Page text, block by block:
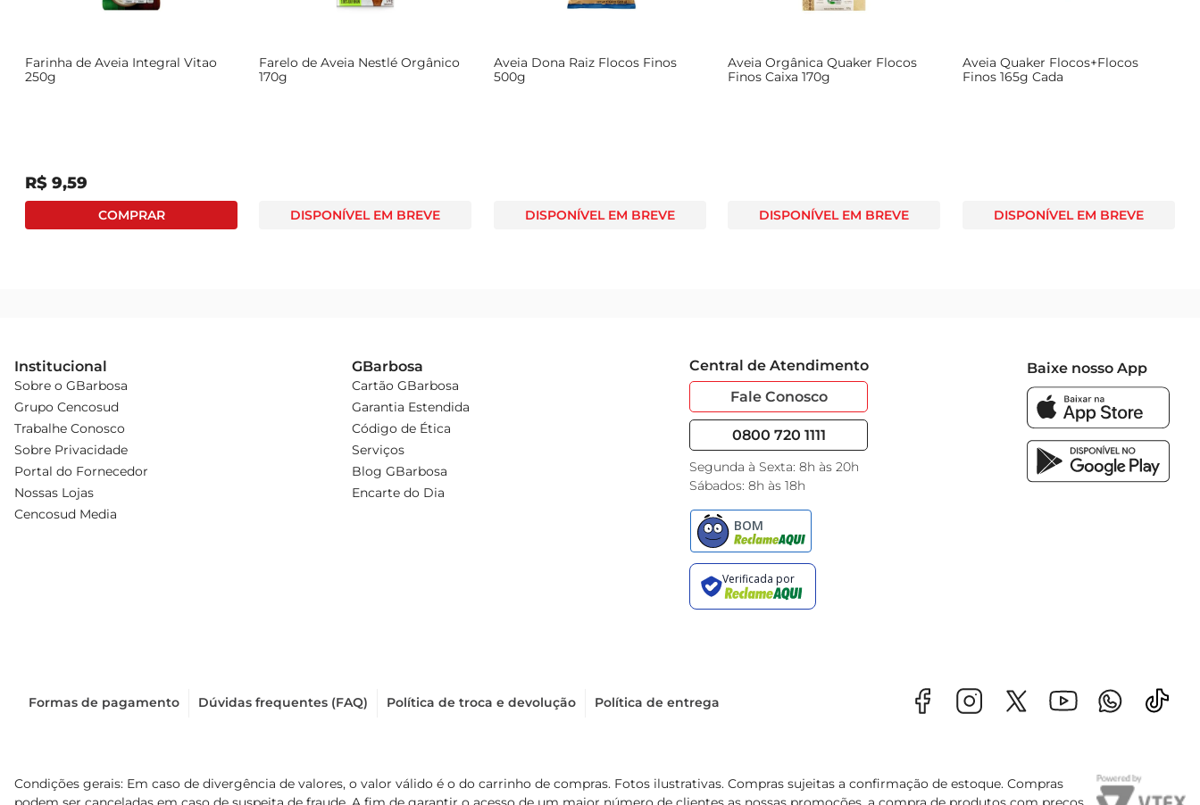
Farinha de Aveia Integral Vitao
250g
R$ 9,59
Farelo de Aveia Nestlé Orgânico
170g
DISPONÍVEL EM BREVE
Aveia Dona Raiz Flocos Finos
500g
DISPONÍVEL EM BREVE
Aveia Orgânica Quaker Flocos
Finos Caixa 170g
DISPONÍVEL EM BREVE
Aveia Quaker Flocos+Flocos
Finos 165g Cada
DISPONÍVEL EM BREVE
Institucional
Sobre o GBarbosa
Grupo Cencosud
Trabalhe Conosco
Sobre Privacidade
Portal do Fornecedor
Nossas Lojas
Cencosud Media
GBarbosa
Cartão GBarbosa
Garantia Estendida
Código de Ética
Serviços
Blog GBarbosa
Encarte do Dia
Central de Atendimento
Fale Conosco
0800 720 1111
Segunda à Sexta: 8h às 20h
Sábados: 8h às 18h
Baixe nosso App
Formas de pagamento Dúvidas frequentes (FAQ) Política de troca e devolução Política de entrega
Condições gerais: Em caso de divergência de valores, o valor válido é o do carrinho de compras. Fotos ilustrativas. Compras sujeitas a confirmação de estoque. Compras